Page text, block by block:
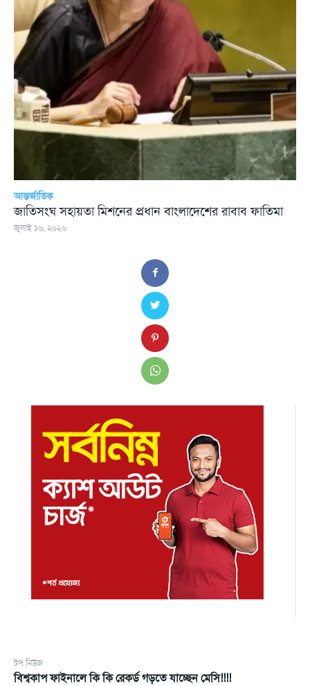
টপ নিউজ
বিশ্বকাপ ফাইনালে কি কি রেকর্ড গড়তে যাচ্ছেন মেসি!!!!
আন্তর্জাতিক
জাতিসংঘ সহায়তা মিশনের প্রধান বাংলাদেশের রাবাব ফাতিমা
জুলাই ১৬, ২০২৬